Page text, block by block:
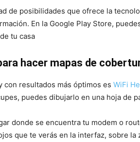
de posibilidades que ofrece la
En la Google Play Store,
tu casa
hacer mapas de
con resultados más óptimos es WiFi
puedes dibujarlo en una hoja de
donde se encuentra tu modem o
que te verás en la interfaz, sobre la